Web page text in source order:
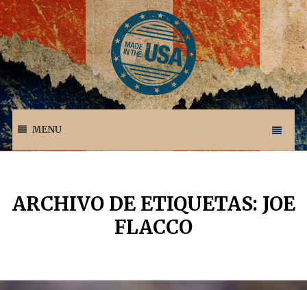
MENU
ARCHIVO DE ETIQUETAS: JOE
FLACCO